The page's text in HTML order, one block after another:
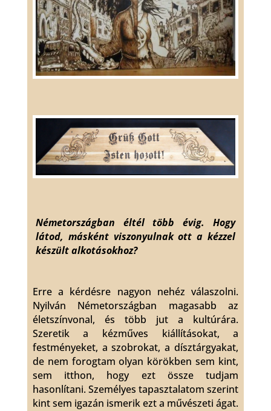
Németországban éltél több évig. Hogy
látod, másként viszonyulnak ott a kézzel
készült alkotásokhoz?
Erre a kérdésre nagyon nehéz válaszolni.
Nyilván Németországban magasabb az
életszínvonal, és több jut a kultúrára.
Szeretik a kézműves kiállításokat, a
festményeket, a szobrokat, a dísztárgyakat,
de nem forogtam olyan körökben sem kint,
sem itthon, hogy ezt össze tudjam
hasonlítani. Személyes tapasztalatom szerint
kint sem igazán ismerik ezt a művészeti ágat.